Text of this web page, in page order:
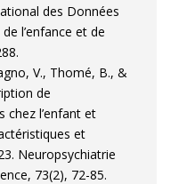
des Données
l’enfance et de
V., Thomé, B., &
de
chez l’enfant et
et
Neuropsychiatrie
73(2), 72-85.